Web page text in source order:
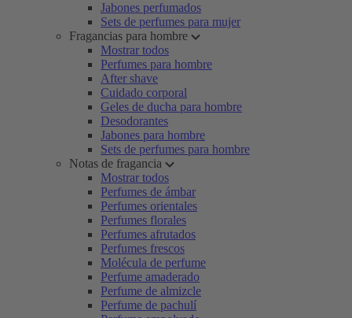
Jabones perfumados
Sets de perfumes para mujer
Fragancias para hombre
Mostrar todos
Perfumes para hombre
After shave
Cuidado corporal
Geles de ducha para hombre
Desodorantes
Jabones para hombre
Sets de perfumes para hombre
Notas de fragancia
Mostrar todos
Perfumes de ámbar
Perfumes orientales
Perfumes florales
Perfumes afrutados
Perfumes frescos
Molécula de perfume
Perfume amaderado
Perfume de almizcle
Perfume de pachulí